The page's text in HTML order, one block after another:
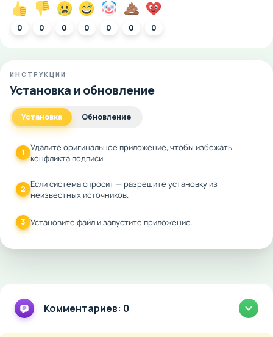
0 0 0 0 0 0 0
ИНСТРУКЦИИ
Установка и обновление
Установка Обновление
1 Удалите оригинальное приложение, чтобы избежать
конфликта подписи.
2 Если система спросит — разрешите установку из
неизвестных источников.
3 Установите файл и запустите приложение.
Комментариев: 0